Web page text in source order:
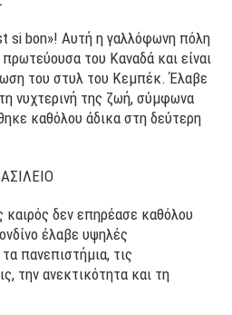
si bon»! Αυτή η γαλλόφωνη πόλη
του Καναδά και είναι
του στυλ του Κεμπέκ. Έλαβε
νυχτερινή της ζωή, σύμφωνα
καθόλου άδικα στη δεύτερη
καιρός δεν επηρέασε καθόλου
έλαβε υψηλές
πανεπιστήμια, τις
την ανεκτικότητα και τη